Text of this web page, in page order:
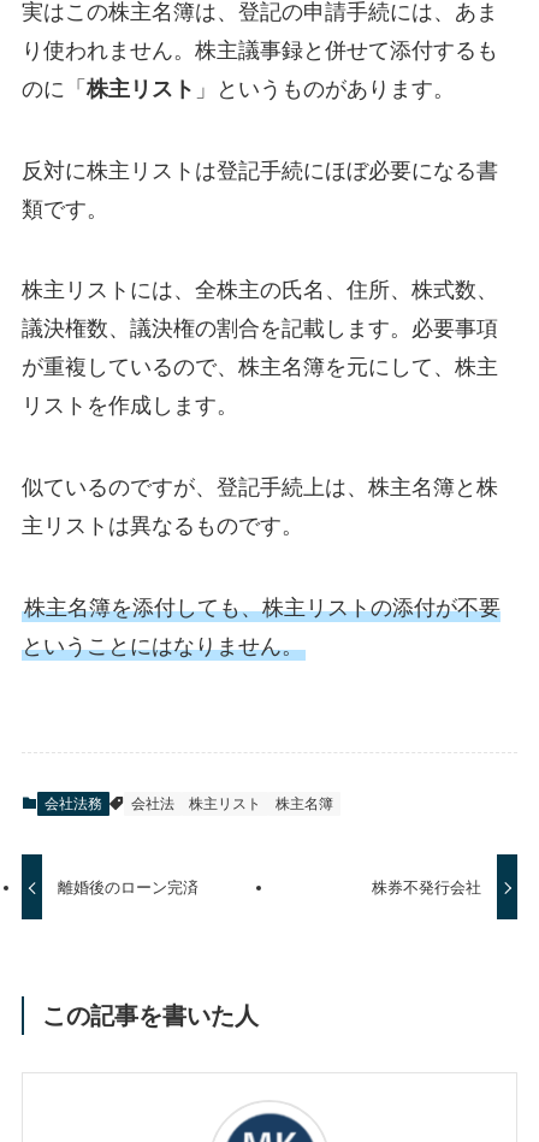
実はこの株主名簿は、登記の申請手続には、あま
り使われません。株主議事録と併せて添付するも
のに「 株主リスト 」というものがあります。
反対に株主リストは登記手続にほぼ必要になる書
類です。
株主リストには、全株主の氏名、住所、株式数、
議決権数、議決権の割合を記載します。必要事項
が重複しているので、株主名簿を元にして、株主
リストを作成します。
似ているのですが、登記手続上は、株主名簿と株
主リストは異なるものです。
株主名簿を添付しても、株主リストの添付が不要
ということにはなりません。
会社法務 会社法 株主リスト 株主名簿
離婚後のローン完済 株券不発行会社
この記事を書いた人